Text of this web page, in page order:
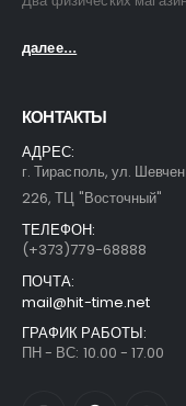
далее...
КОНТАКТЫ
АДРЕС:
г. Тирасполь, ул.
226, ТЦ "Восточный"
ТЕЛЕФОН:
(+373)779-68888
ПОЧТА:
mail@hit-time.net
ГРАФИК РАБОТЫ:
ПН - ВС: 10.00 - 17.00